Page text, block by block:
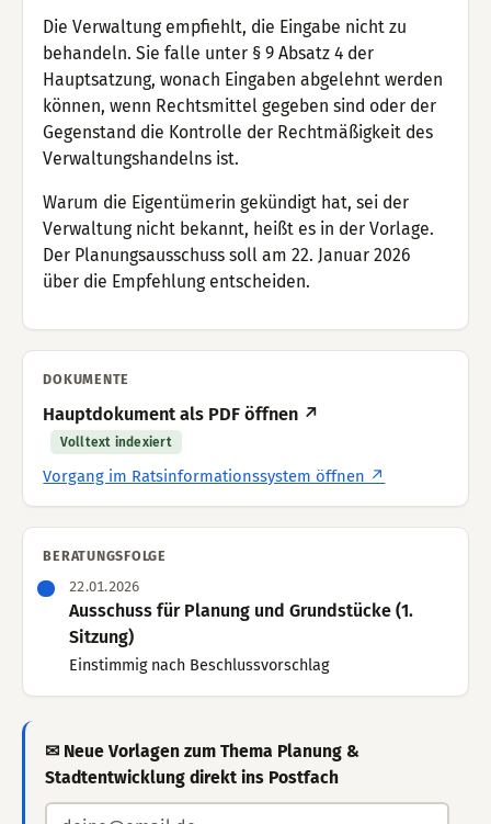
Die Verwaltung empfiehlt, die Eingabe nicht zu
behandeln. Sie falle unter § 9 Absatz 4 der
Hauptsatzung, wonach Eingaben abgelehnt werden
können, wenn Rechtsmittel gegeben sind oder der
Gegenstand die Kontrolle der Rechtmäßigkeit des
Verwaltungshandelns ist.
Warum die Eigentümerin gekündigt hat, sei der
Verwaltung nicht bekannt, heißt es in der Vorlage.
Der Planungsausschuss soll am 22. Januar 2026
über die Empfehlung entscheiden.
DOKUMENTE
Hauptdokument als PDF öffnen ↗
Volltext indexiert
Vorgang im Ratsinformationssystem öffnen ↗
BERATUNGSFOLGE
22.01.2026
Ausschuss für Planung und Grundstücke (1.
Sitzung)
Einstimmig nach Beschlussvorschlag
✉ Neue Vorlagen zum Thema Planung &
Stadtentwicklung direkt ins Postfach